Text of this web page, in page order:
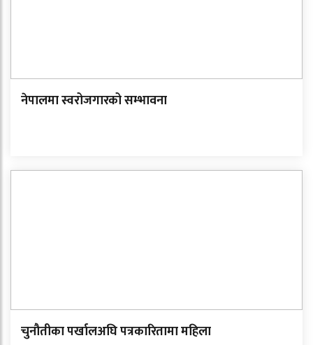
नेपालमा स्वरोजगारको सम्भावना
चुनौतीका पर्खालअघि पत्रकारितामा महिला